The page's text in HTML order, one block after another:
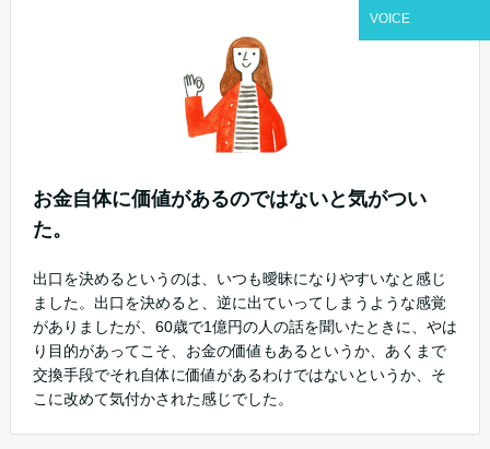
お金自体に価値があるのではないと気がつい
た。
出口を決めるというのは、いつも曖昧になりやすいなと感じ
ました。出口を決めると、逆に出ていってしまうような感覚
がありましたが、60歳で1億円の人の話を聞いたときに、やは
り目的があってこそ、お金の価値もあるというか、あくまで
交換手段でそれ自体に価値があるわけではないというか、そ
こに改めて気付かされた感じでした。
VOICE